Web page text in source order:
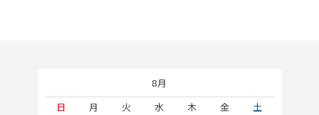
8月
日
月 火 水 木 金
土